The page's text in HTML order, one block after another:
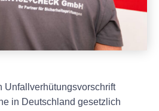
Unfallverhütungsvorschrift
in Deutschland gesetzlich